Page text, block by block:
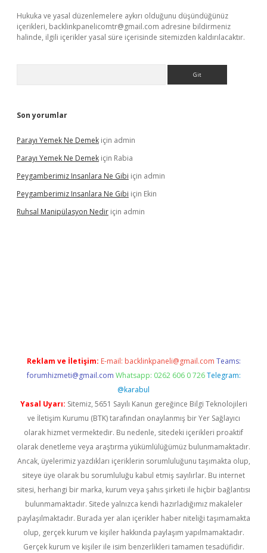
Hukuka ve yasal düzenlemelere aykırı olduğunu düşündüğünüz
içerikleri, backlinkpanelicomtr@gmail.com adresine bildirmeniz
halinde, ilgili içerikler yasal süre içerisinde sitemizden kaldırılacaktır.
Son yorumlar
Parayı Yemek Ne Demek için admin
Parayı Yemek Ne Demek için Rabia
Peygamberimiz Insanlara Ne Gibi için admin
Peygamberimiz Insanlara Ne Gibi için Ekin
Ruhsal Manipülasyon Nedir için admin
Reklam ve İletişim: E-mail: backlinkpaneli@gmail.com Teams:
forumhizmeti@gmail.com Whatsapp: 0262 606 0 726 Telegram:
@karabul
Yasal Uyarı: Sitemiz, 5651 Sayılı Kanun gereğince Bilgi Teknolojileri
ve İletişim Kurumu (BTK) tarafından onaylanmış bir Yer Sağlayıcı
olarak hizmet vermektedir. Bu nedenle, sitedeki içerikleri proaktif
olarak denetleme veya araştırma yükümlülüğümüz bulunmamaktadır.
Ancak, üyelerimiz yazdıkları içeriklerin sorumluluğunu taşımakta olup,
siteye üye olarak bu sorumluluğu kabul etmiş sayılırlar. Bu internet
sitesi, herhangi bir marka, kurum veya şahıs şirketi ile hiçbir bağlantısı
bulunmamaktadır. Sitede yalnızca kendi hazırladığımız makaleler
paylaşılmaktadır. Burada yer alan içerikler haber niteliği taşımamakta
olup, gerçek kurum ve kişiler hakkında paylaşım yapılmamaktadır.
Gerçek kurum ve kişiler ile isim benzerlikleri tamamen tesadüfidir.